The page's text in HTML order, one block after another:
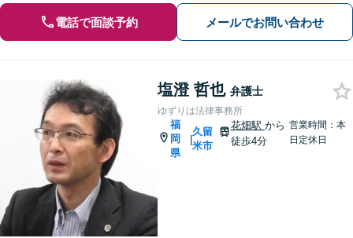
電話で面談予約 メールでお問い合わせ
塩澄 哲也 弁護士
ゆずりは法律事務所
福
岡
県
|
久留
米市
花畑駅 から
徒歩4分
営業時間：本
日定休日